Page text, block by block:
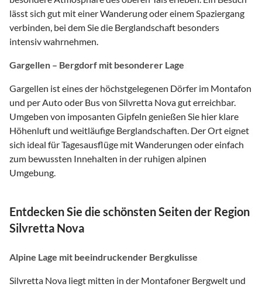
lässt sich gut mit einer Wanderung oder einem Spaziergang
verbinden, bei dem Sie die Berglandschaft besonders
intensiv wahrnehmen.
Gargellen – Bergdorf mit besonderer Lage
Gargellen ist eines der höchstgelegenen Dörfer im Montafon
und per Auto oder Bus von Silvretta Nova gut erreichbar.
Umgeben von imposanten Gipfeln genießen Sie hier klare
Höhenluft und weitläufige Berglandschaften. Der Ort eignet
sich ideal für Tagesausflüge mit Wanderungen oder einfach
zum bewussten Innehalten in der ruhigen alpinen
Umgebung.
Entdecken Sie die schönsten Seiten der Region
Silvretta Nova
Alpine Lage mit beeindruckender Bergkulisse
Silvretta Nova liegt mitten in der Montafoner Bergwelt und